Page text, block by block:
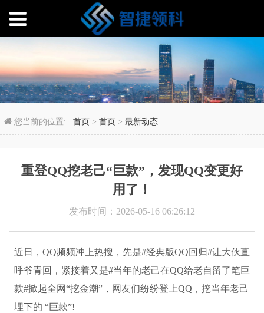
重登QQ挖老己“巨款”
您当前的位置:首页 >首页 >最新动态
重登QQ挖老己“巨款”，发现QQ变更好
用了！
发布时间：2026-05-16 06:26:12
近日，QQ频频冲上热搜，先是#经典版QQ回归#让大伙直
呼爷青回，紧接着又是#当年的老己在QQ给老自留了笔巨
款#掀起全网“挖金潮”，网友们纷纷登上QQ，挖当年老己
埋下的 “巨款”!